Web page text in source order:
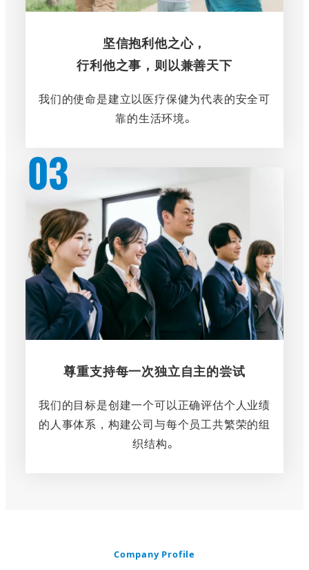
坚信抱利他之心，
行利他之事，则以兼善天下
我们的使命是建立以医疗保健为代表的安全可
靠的生活环境。
ら
詳
し
く
尊重支持每一次独立自主的尝试
我们的目标是创建一个可以正确评估个人业绩
的人事体系，构建公司与每个员工共繁荣的组
织结构。
Company Profile